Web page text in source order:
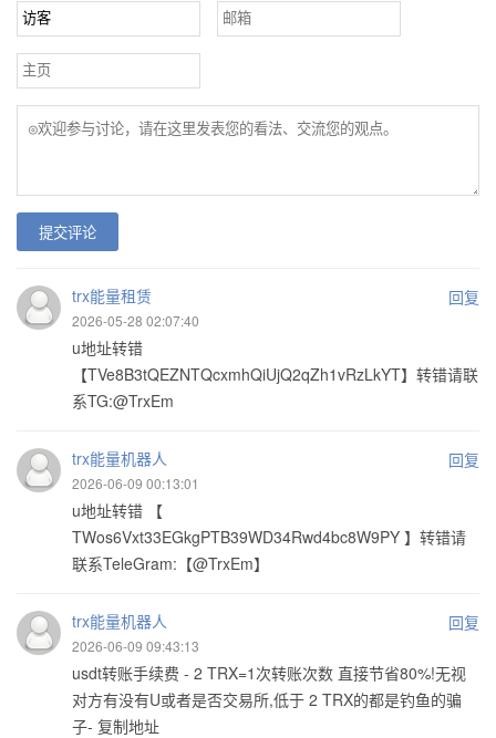
提交评论
trx能量租赁 回复
2026-05-28 02:07:40
u地址转错
【TVe8B3tQEZNTQcxmhQiUjQ2qZh1vRzLkYT】转错请联
系TG:@TrxEm
trx能量机器人 回复
2026-06-09 00:13:01
u地址转错 【
TWos6Vxt33EGkgPTB39WD34Rwd4bc8W9PY 】转错请
联系TeleGram:【@TrxEm】
trx能量机器人 回复
2026-06-09 09:43:13
usdt转账手续费 - 2 TRX=1次转账次数 直接节省80%!无视
对方有没有U或者是否交易所,低于 2 TRX的都是钓鱼的骗
子- 复制地址